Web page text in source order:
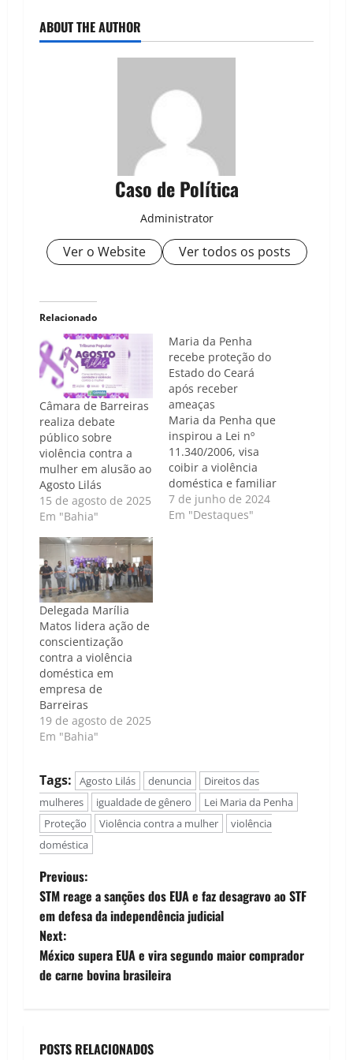
ABOUT THE AUTHOR
Caso de Política
Administrator
Ver o Website Ver todos os posts
Relacionado
Câmara de Barreiras
realiza debate
público sobre
violência contra a
mulher em alusão ao
Agosto Lilás
15 de agosto de 2025
Em "Bahia"
Maria da Penha
recebe proteção do
Estado do Ceará
após receber
ameaças
Maria da Penha que
inspirou a Lei nº
11.340/2006, visa
coibir a violência
doméstica e familiar
contra a mulher Caso
de Política | Luís
7 de junho de 2024
Em "Destaques"
Delegada Marília
Matos lidera ação de
conscientização
contra a violência
doméstica em
empresa de
Barreiras
19 de agosto de 2025
Em "Bahia"
Tags: Agosto Lilás denuncia
Direitos das
mulheres
igualdade de gênero
Lei Maria da Penha
Proteção
Violência contra a mulher
violência
doméstica
P
o
s
t
a
Previous:
STM reage a sanções dos EUA e faz desagravo ao STF
em defesa da independência judicial
Next:
México supera EUA e vira segundo maior comprador
de carne bovina brasileira
POSTS RELACIONADOS